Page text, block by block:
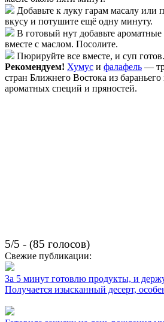
Добавьте к луку гарам масалу или
вкусу и потушите ещё одну минуту.
В готовый нут добавьте
вместе с маслом. Посолите.
Пюрируйте все вместе, и суп
Рекомендуем! Хумус и фалафель —
стран Ближнего Востока из
ароматных специй и пряностей.
5/5 - (85 голосов)
Свежие публикации:
За 5 минут готовлю продукты, и
Получается изысканный десерт,